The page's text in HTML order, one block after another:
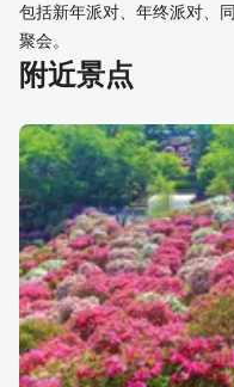
包括新年派对、年终派对、
聚会。
附近景点